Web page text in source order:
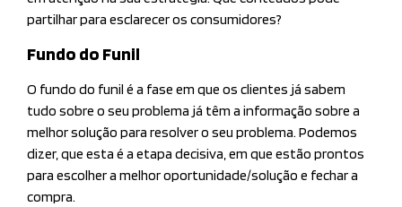
partilhar para esclarecer os consumidores?
Fundo do Funil
O fundo do funil é a fase em que os clientes já sabem
tudo sobre o seu problema já têm a informação sobre a
melhor solução para resolver o seu problema. Podemos
dizer, que esta é a etapa decisiva, em que estão prontos
para escolher a melhor oportunidade/solução e fechar a
compra.